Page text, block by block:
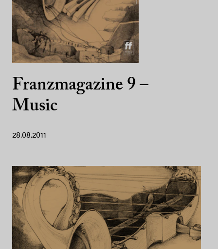
Franzmagazine 9 –
Music
28.08.2011